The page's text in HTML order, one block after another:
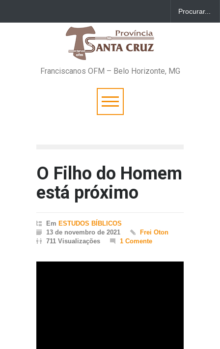
Franciscanos OFM – Belo Horizonte, MG
O Filho do Homem
está próximo
Em ESTUDOS BÍBLICOS
13 de novembro de 2021
Frei Oton
711 Visualizações
1 Comente